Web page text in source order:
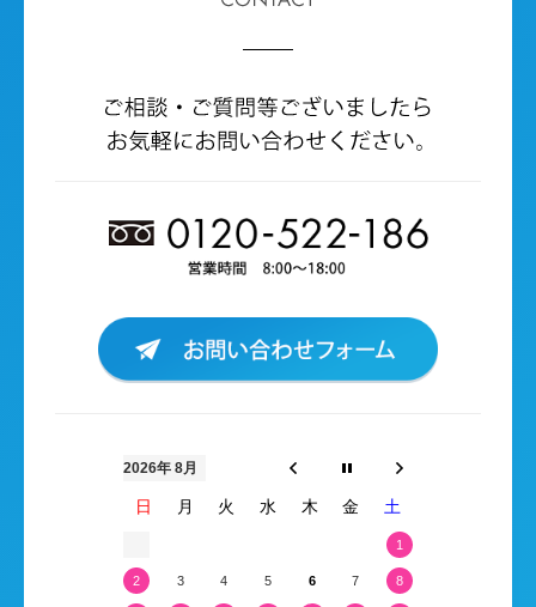
2026年 8月
日 月 火 水 木 金 土
1
2 3 4 5 6 7 8